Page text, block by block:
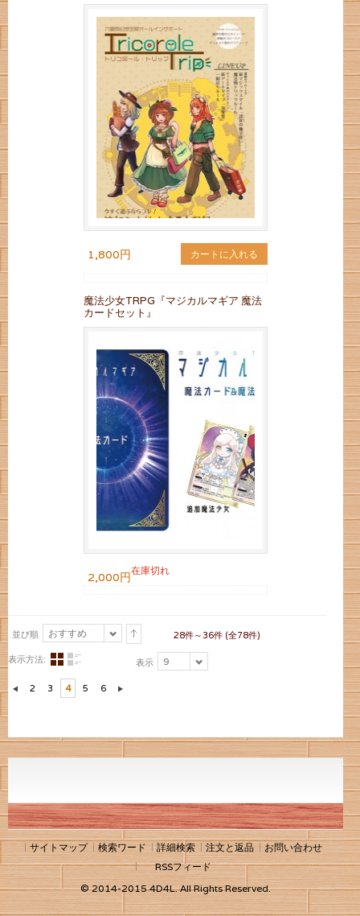
1,800円 カートに入れる
魔法少女TRPG『マジカルマギア 魔法
カードセット』
2,000円在庫切れ
並び順 おすすめ 28件～36件 (全78件)
表示方法: 表示 9
2 3 4 5 6
サイトマップ 検索ワード 詳細検索 注文と返品
お問い合わせ
RSSフィード
© 2014-2015 4D4L. All Rights Reserved.